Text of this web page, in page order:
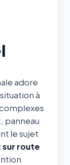
adore
à
panneau
le sujet
route